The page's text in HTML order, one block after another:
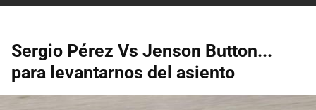
Sergio Pérez Vs Jenson Button...
para levantarnos del asiento